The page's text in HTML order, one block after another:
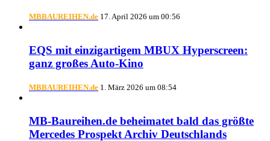
MBBAUREIHEN.de 17. April 2026 um 00:56
EQS mit einzigartigem MBUX Hyperscreen:
ganz großes Auto-Kino
MBBAUREIHEN.de 1. März 2026 um 08:54
MB-Baureihen.de beheimatet bald das größte
Mercedes Prospekt Archiv Deutschlands